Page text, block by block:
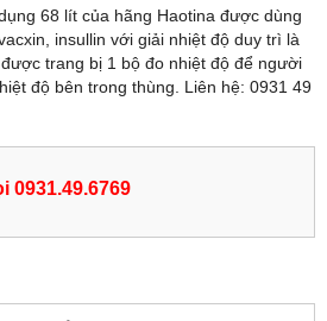
68 lít của hãng Haotina được dùng
insullin với giải nhiệt độ duy trì là
trang bị 1 bộ đo nhiệt độ để người
độ bên trong thùng. Liên hệ: 0931 49
0931.49.6769